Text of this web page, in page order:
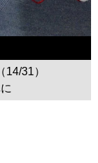
31）